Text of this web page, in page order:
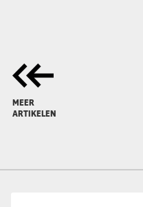
MEER
ARTIKELEN